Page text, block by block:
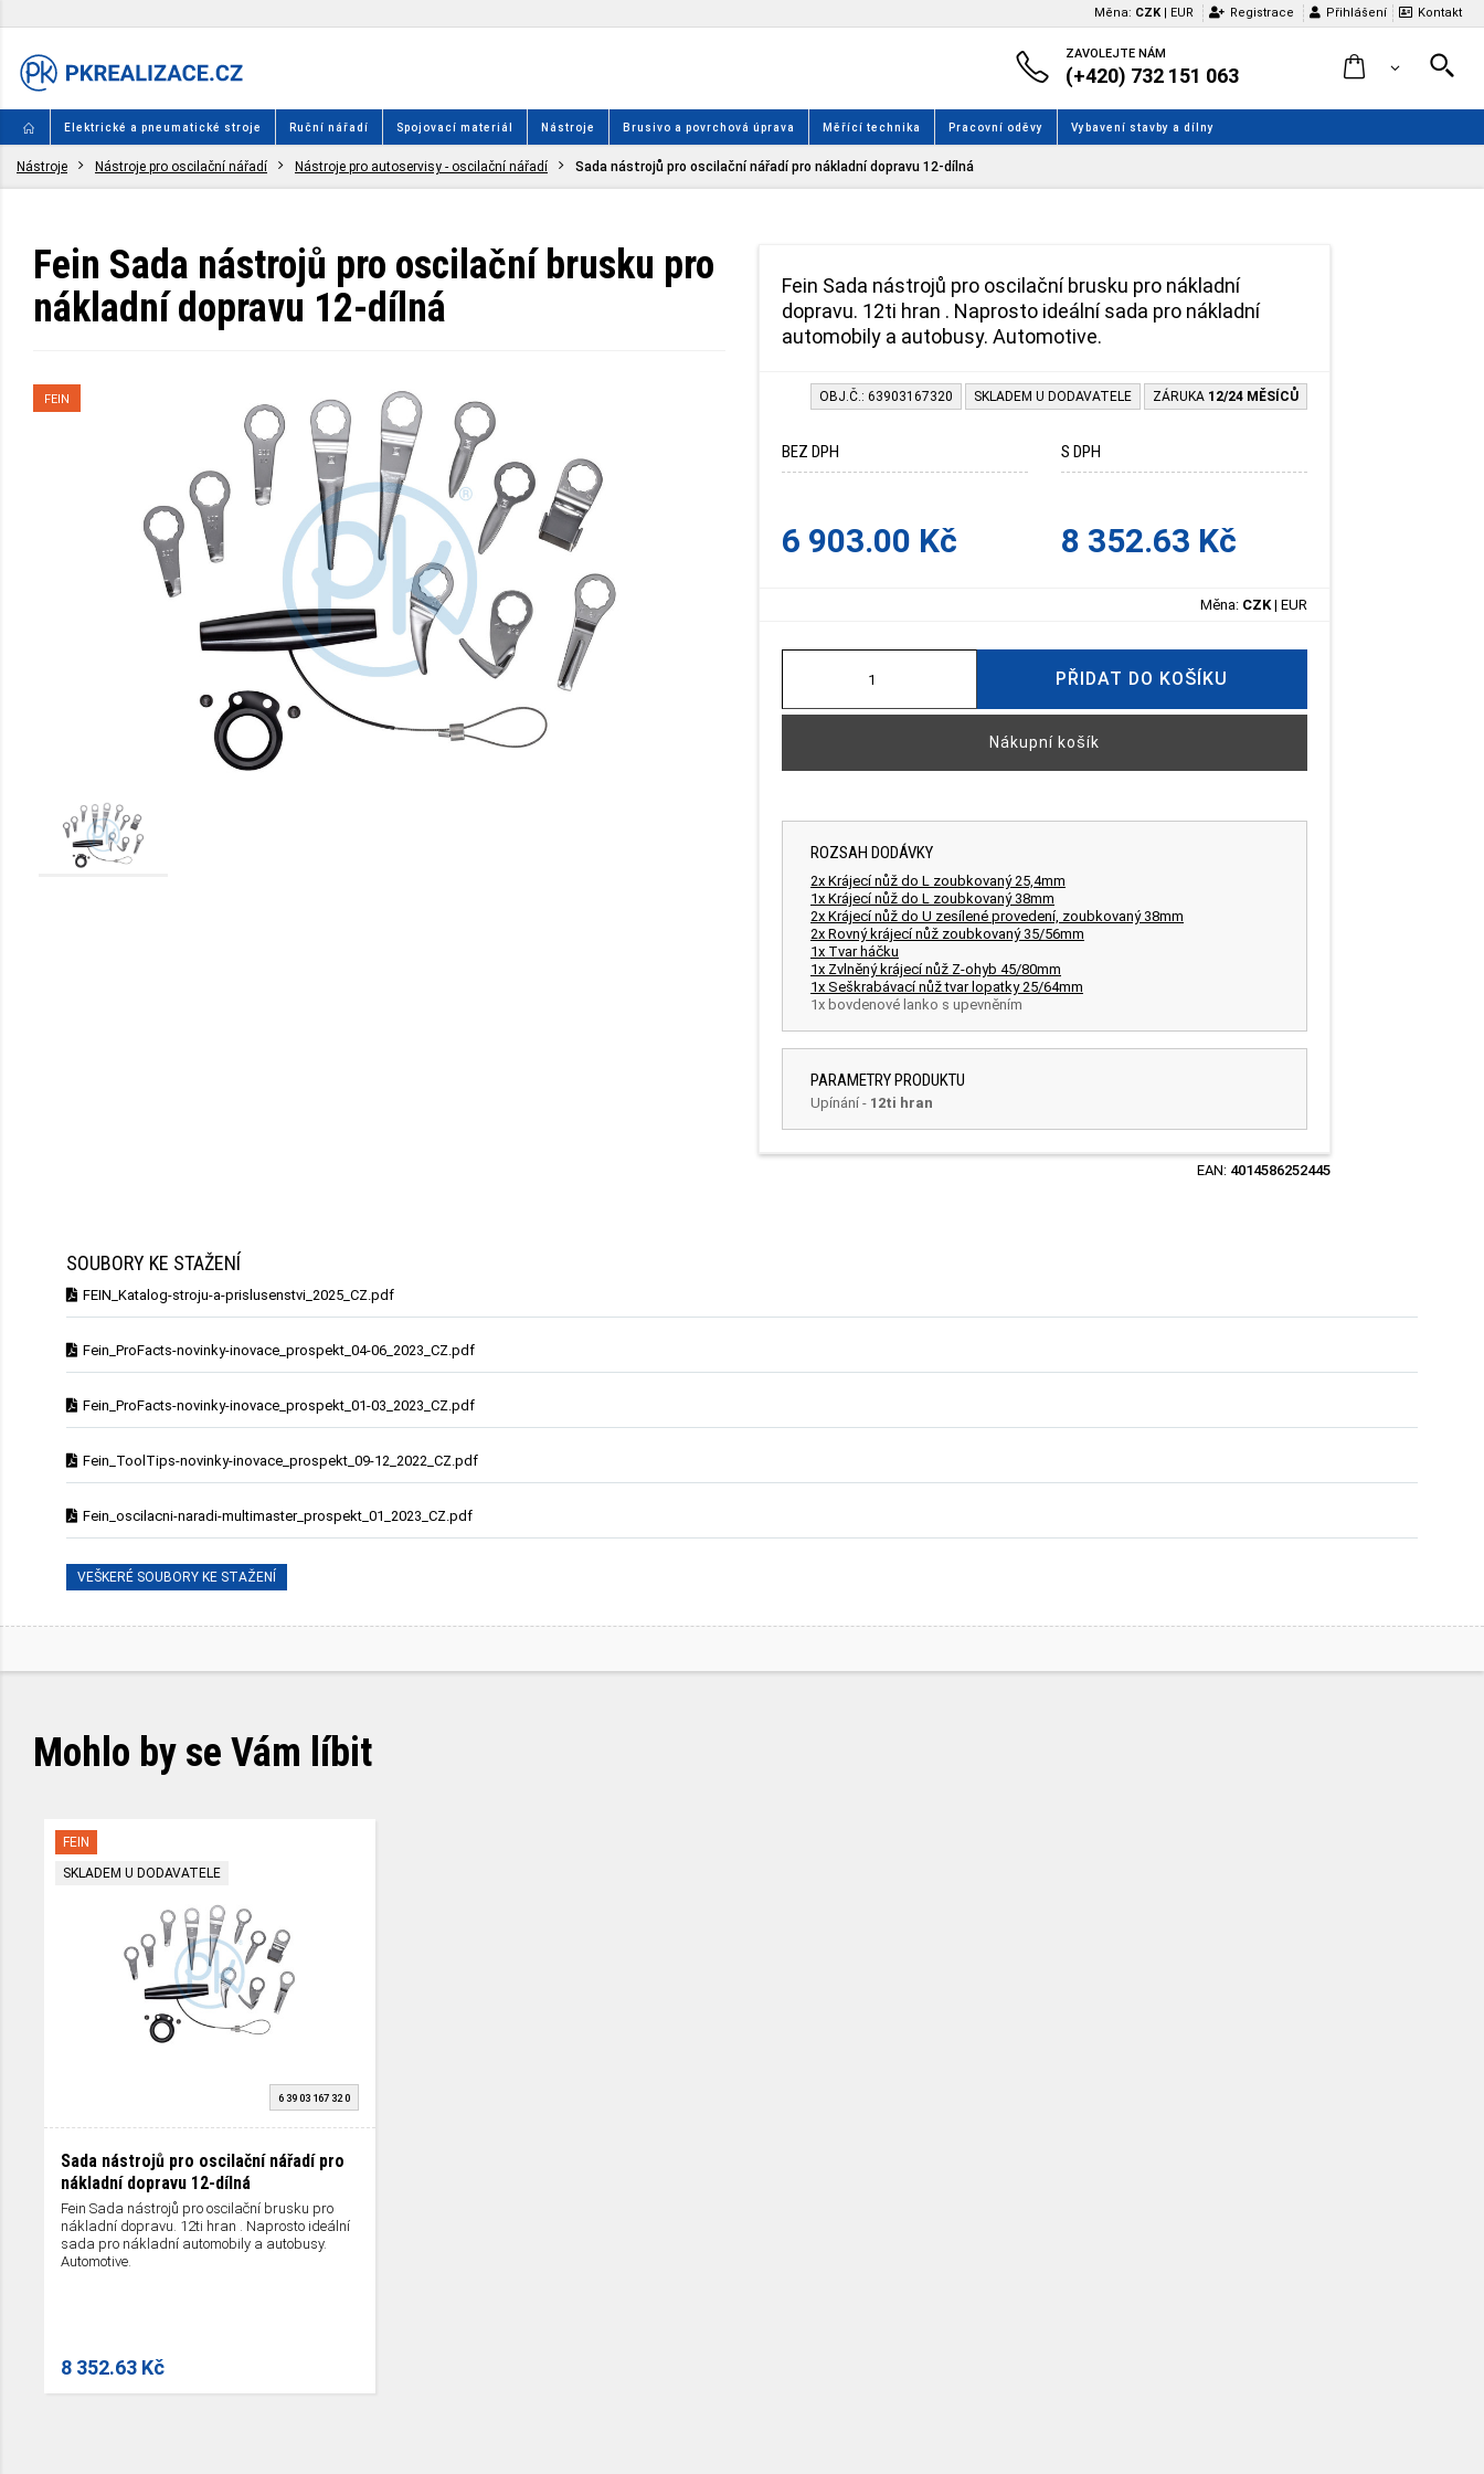
Měna: CZK | EUR Registrace Přihlášení Kontakt
ZAVOLEJTE NÁM
(+420) 732 151 063
Elektrické a pneumatické stroje Ruční nářadí Spojovací materiál Nástroje Brusivo a povrchová úprava Měřící technika Pracovní oděvy Vybavení stavby a dílny
Nástroje Nástroje pro oscilační nářadí Nástroje pro autoservisy - oscilační nářadí Sada nástrojů pro oscilační nářadí pro nákladní dopravu 12-dílná
Fein Sada nástrojů pro oscilační brusku pro
nákladní dopravu 12-dílná
FEIN
Fein Sada nástrojů pro oscilační brusku pro nákladní
dopravu. 12ti hran . Naprosto ideální sada pro nákladní
automobily a autobusy. Automotive.
OBJ.Č.: 63903167320 SKLADEM U DODAVATELE ZÁRUKA 12/24 MĚSÍCŮ
BEZ DPH
6 903.00 Kč
S DPH
8 352.63 Kč
Měna: CZK| EUR
PŘIDAT DO KOŠÍKU
Nákupní košík
ROZSAH DODÁVKY
2x Krájecí nůž do L zoubkovaný 25,4mm
1x Krájecí nůž do L zoubkovaný 38mm
2x Krájecí nůž do U zesílené provedení, zoubkovaný 38mm
2x Rovný krájecí nůž zoubkovaný 35/56mm
1x Tvar háčku
1x Zvlněný krájecí nůž Z-ohyb 45/80mm
1x Seškrabávací nůž tvar lopatky 25/64mm
1x bovdenové lanko s upevněním
PARAMETRY PRODUKTU
Upínání - 12ti hran
EAN: 4014586252445
SOUBORY KE STAŽENÍ
FEIN_Katalog-stroju-a-prislusenstvi_2025_CZ.pdf
Fein_ProFacts-novinky-inovace_prospekt_04-06_2023_CZ.pdf
Fein_ProFacts-novinky-inovace_prospekt_01-03_2023_CZ.pdf
Fein_ToolTips-novinky-inovace_prospekt_09-12_2022_CZ.pdf
Fein_oscilacni-naradi-multimaster_prospekt_01_2023_CZ.pdf
VEŠKERÉ SOUBORY KE STAŽENÍ
Mohlo by se Vám líbit
SKLADEM U DODAVATELE
FEIN
6 39 03 167 32 0
Sada nástrojů pro oscilační nářadí pro
nákladní dopravu 12-dílná
Fein Sada nástrojů pro oscilační brusku pro
nákladní dopravu. 12ti hran . Naprosto ideální
sada pro nákladní automobily a autobusy.
Automotive.
8 352.63 Kč